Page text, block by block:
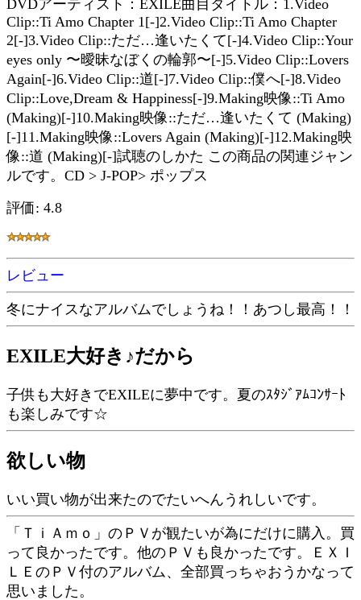
DVDアーティスト：EXILE曲目タイトル：1.Video
Clip::Ti Amo Chapter 1[-]2.Video Clip::Ti Amo Chapter
2[-]3.Video Clip::ただ…逢いたくて[-]4.Video Clip::Your
eyes only 〜曖昧なぼくの輪郭〜[-]5.Video Clip::Lovers
Again[-]6.Video Clip::道[-]7.Video Clip::僕へ[-]8.Video
Clip::Love,Dream & Happiness[-]9.Making映像::Ti Amo
(Making)[-]10.Making映像::ただ…逢いたくて (Making)
[-]11.Making映像::Lovers Again (Making)[-]12.Making映
像::道 (Making)[-]試聴のしかた この商品の関連ジャン
ルです。CD > J-POP> ポップス
評価: 4.8
レビュー
冬にナイスなアルバムでしょうね！！あつし最高！！
EXILE大好き♪だから
子供も大好きでEXILEに夢中です。夏のｽﾀｼﾞｱﾑｺﾝｻｰﾄ
も楽しみです☆
欲しい物
いい買い物が出来たのでたいへんうれしいです。
「ＴｉＡｍｏ」のＰＶが観たいが為にだけに購入。買
って良かったです。他のＰＶも良かったです。ＥＸＩ
ＬＥのＰＶ付のアルバム、全部買っちゃおうかなって
思いました。